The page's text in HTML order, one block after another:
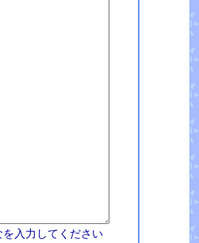
入力してください